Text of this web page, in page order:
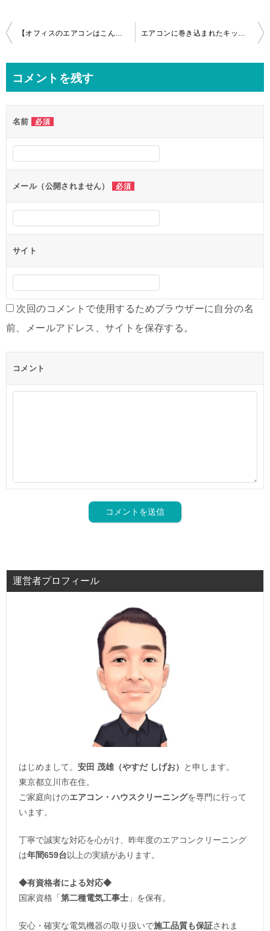
投
ビ
ー
シ
ョ
ン
コメントを残す
名前 必須
メール（公開されません） 必須
サイト
次回のコメントで使用するためブラウザーに自分の名
前、メールアドレス、サイトを保存する。
コメント
運営者プロフィール
はじめまして。 安田 茂雄（やすだ しげお）
と申します。
東京都立川市在住。
ご家庭向けのエアコン・ハウスクリーニングを専門に行って
います。
丁寧で誠実な対応を心がけ、昨年度のエアコンクリーニング
は年間659台以上の実績があります。
◆有資格者による対応◆
国家資格「第二種電気工事士 」を保有。
安心・確実な電気機器の取り扱いで施工品質も保証されま